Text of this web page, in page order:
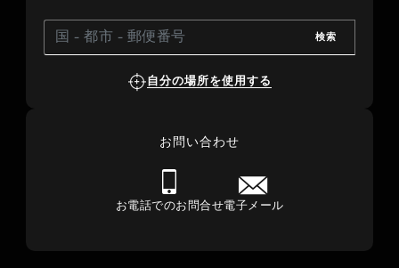
検索
自分の場所を使用する
お問い合わせ
お電話でのお問合せ電子メール